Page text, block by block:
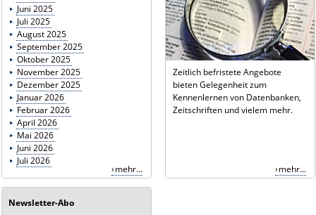
Juni 2025
Juli 2025
August 2025
September 2025
Oktober 2025
November 2025
Dezember 2025
Januar 2026
Februar 2026
April 2026
Mai 2026
Juni 2026
Juli 2026
mehr...
Zeitlich befristete Angebote
bieten Gelegenheit zum
Kennenlernen von Datenbanken,
Zeitschriften und vielem mehr.
mehr...
Newsletter-Abo